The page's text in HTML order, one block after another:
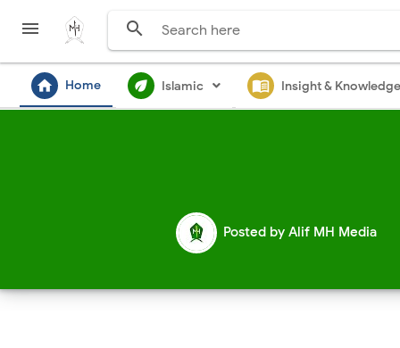
 
home Home ecodIslamic menu_book Insight & Knowledge
Posted by Alif MH Media